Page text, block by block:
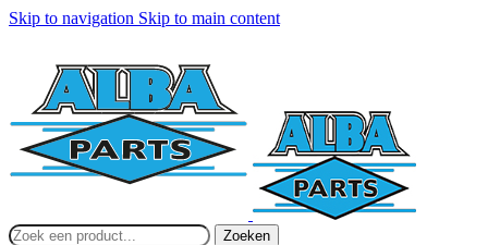
Skip to navigation Skip to main content
Zoeken